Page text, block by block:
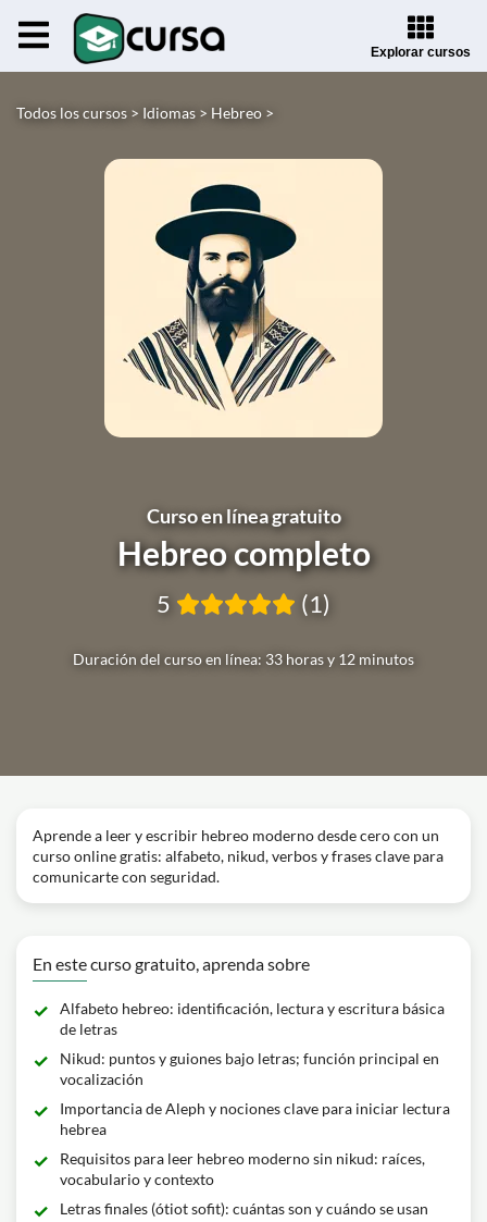
Explorar cursos
Todos los cursos > Idiomas > Hebreo >
Curso en línea gratuito
Hebreo completo
Duración del curso en línea: 33 horas y 12 minutos
5 (1)
Aprende a leer y escribir hebreo moderno desde cero con un
curso online gratis: alfabeto, nikud, verbos y frases clave para
comunicarte con seguridad.
En este curso gratuito, aprenda sobre
Alfabeto hebreo: identificación, lectura y escritura básica
de letras
Nikud: puntos y guiones bajo letras; función principal en
vocalización
Importancia de Aleph y nociones clave para iniciar lectura
hebrea
Requisitos para leer hebreo moderno sin nikud: raíces,
vocabulario y contexto
Letras finales (ótiot sofit): cuántas son y cuándo se usan